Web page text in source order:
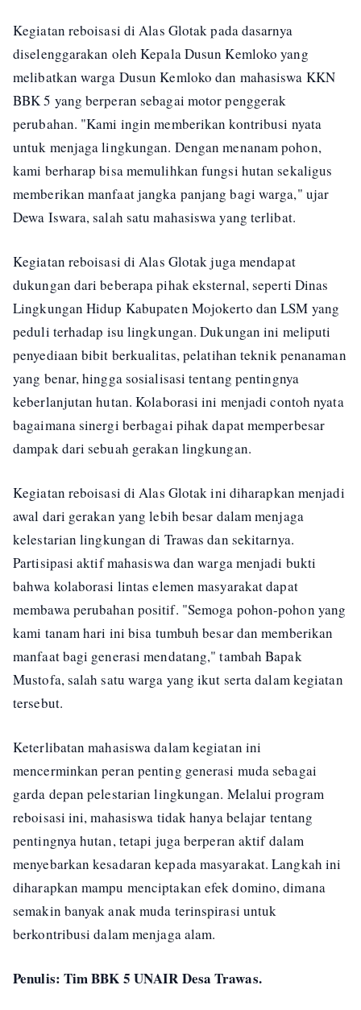
Kegiatan reboisasi di Alas Glotak pada dasarnya
diselenggarakan oleh Kepala Dusun Kemloko yang
melibatkan warga Dusun Kemloko dan mahasiswa KKN
BBK 5 yang berperan sebagai motor penggerak
perubahan. "Kami ingin memberikan kontribusi nyata
untuk menjaga lingkungan. Dengan menanam pohon,
kami berharap bisa memulihkan fungsi hutan sekaligus
memberikan manfaat jangka panjang bagi warga," ujar
Dewa Iswara, salah satu mahasiswa yang terlibat.
Kegiatan reboisasi di Alas Glotak juga mendapat
dukungan dari beberapa pihak eksternal, seperti Dinas
Lingkungan Hidup Kabupaten Mojokerto dan LSM yang
peduli terhadap isu lingkungan. Dukungan ini meliputi
penyediaan bibit berkualitas, pelatihan teknik penanaman
yang benar, hingga sosialisasi tentang pentingnya
keberlanjutan hutan. Kolaborasi ini menjadi contoh nyata
bagaimana sinergi berbagai pihak dapat memperbesar
dampak dari sebuah gerakan lingkungan.
Kegiatan reboisasi di Alas Glotak ini diharapkan menjadi
awal dari gerakan yang lebih besar dalam menjaga
kelestarian lingkungan di Trawas dan sekitarnya.
Partisipasi aktif mahasiswa dan warga menjadi bukti
bahwa kolaborasi lintas elemen masyarakat dapat
membawa perubahan positif. "Semoga pohon-pohon yang
kami tanam hari ini bisa tumbuh besar dan memberikan
manfaat bagi generasi mendatang," tambah Bapak
Mustofa, salah satu warga yang ikut serta dalam kegiatan
tersebut.
Keterlibatan mahasiswa dalam kegiatan ini
mencerminkan peran penting generasi muda sebagai
garda depan pelestarian lingkungan. Melalui program
reboisasi ini, mahasiswa tidak hanya belajar tentang
pentingnya hutan, tetapi juga berperan aktif dalam
menyebarkan kesadaran kepada masyarakat. Langkah ini
diharapkan mampu menciptakan efek domino, dimana
semakin banyak anak muda terinspirasi untuk
berkontribusi dalam menjaga alam.
Penulis: Tim BBK 5 UNAIR Desa Trawas.